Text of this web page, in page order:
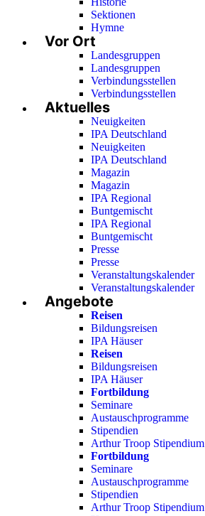
Sektionen
Hymne
Vor Ort
Landesgruppen
Landesgruppen
Verbindungsstellen
Verbindungsstellen
Aktuelles
Neuigkeiten
IPA Deutschland
Neuigkeiten
IPA Deutschland
Magazin
Magazin
IPA Regional
Buntgemischt
IPA Regional
Buntgemischt
Presse
Presse
Veranstaltungskalender
Veranstaltungskalender
Angebote
Reisen
Bildungsreisen
IPA Häuser
Reisen
Bildungsreisen
IPA Häuser
Fortbildung
Seminare
Austauschprogramme
Stipendien
Arthur Troop Stipendium
Fortbildung
Seminare
Austauschprogramme
Stipendien
Arthur Troop Stipendium